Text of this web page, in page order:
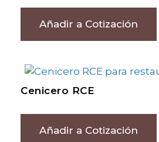
Añadir a Cotización
Cenicero RCE
Añadir a Cotización